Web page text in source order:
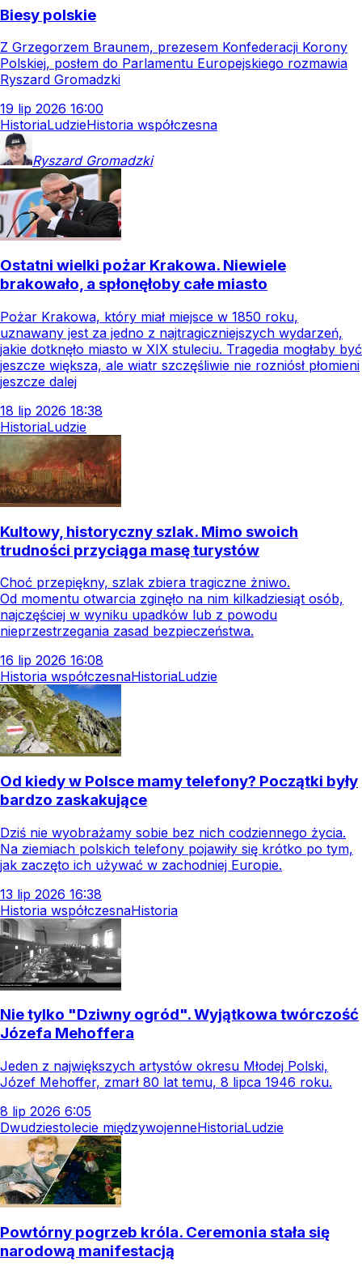
Biesy polskie
Z Grzegorzem Braunem, prezesem Konfederacji Korony
Polskiej, posłem do Parlamentu Europejskiego rozmawia
Ryszard Gromadzki
19 lip 2026 16:00
HistoriaLudzieHistoria współczesna
Ryszard Gromadzki
Ostatni wielki pożar Krakowa. Niewiele
brakowało, a spłonęłoby całe miasto
Pożar Krakowa, który miał miejsce w 1850 roku,
uznawany jest za jedno z najtragiczniejszych wydarzeń,
jakie dotknęło miasto w XIX stuleciu. Tragedia mogłaby być
jeszcze większa, ale wiatr szczęśliwie nie rozniósł płomieni
jeszcze dalej
18 lip 2026 18:38
HistoriaLudzie
Kultowy, historyczny szlak. Mimo swoich
trudności przyciąga masę turystów
Choć przepiękny, szlak zbiera tragiczne żniwo.
Od momentu otwarcia zginęło na nim kilkadziesiąt osób,
najczęściej w wyniku upadków lub z powodu
nieprzestrzegania zasad bezpieczeństwa.
16 lip 2026 16:08
Historia współczesnaHistoriaLudzie
Od kiedy w Polsce mamy telefony? Początki były
bardzo zaskakujące
Dziś nie wyobrażamy sobie bez nich codziennego życia.
Na ziemiach polskich telefony pojawiły się krótko po tym,
jak zaczęto ich używać w zachodniej Europie.
13 lip 2026 16:38
Historia współczesnaHistoria
Nie tylko "Dziwny ogród". Wyjątkowa twórczość
Józefa Mehoffera
Jeden z największych artystów okresu Młodej Polski,
Józef Mehoffer, zmarł 80 lat temu, 8 lipca 1946 roku.
8 lip 2026 6:05
Dwudziestolecie międzywojenneHistoriaLudzie
Powtórny pogrzeb króla. Ceremonia stała się
narodową manifestacją